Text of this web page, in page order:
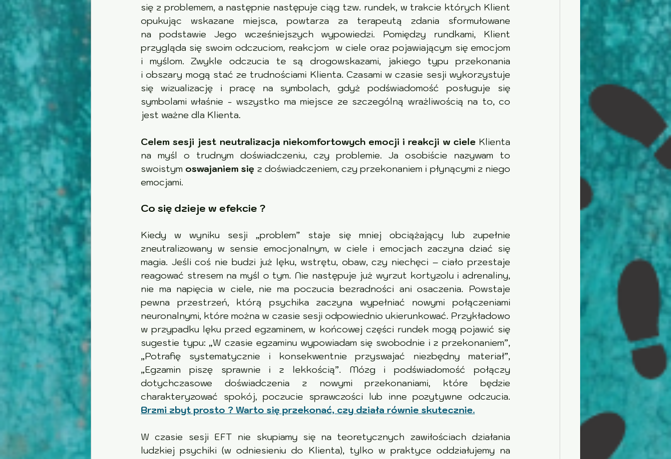
się z problemem, a następnie następuje ciąg tzw. rundek, w trakcie których Klient
opukując wskazane miejsca, powtarza za terapeutą zdania sformułowane
na podstawie Jego wcześniejszych wypowiedzi. Pomiędzy rundkami, Klient
przygląda się swoim odczuciom, reakcjom  w ciele oraz pojawiającym się emocjom
i myślom. Zwykle odczucia te są drogowskazami, jakiego typu przekonania
i obszary mogą stać ze trudnościami Klienta. Czasami w czasie sesji wykorzystuje
się wizualizację i pracę na symbolach, gdyż podświadomość posługuje się
symbolami właśnie - wszystko ma miejsce ze szczególną wrażliwością na to, co
jest ważne dla Klienta.
Celem sesji jest neutralizacja niekomfortowych emocji i reakcji w ciele Klienta
na myśl o trudnym doświadczeniu, czy problemie. Ja osobiście nazywam to
swoistym oswajaniem się z doświadczeniem, czy przekonaniem i płynącymi z niego
emocjami.
Co się dzieje w efekcie ?
Kiedy w wyniku sesji „problem” staje się mniej obciążający lub zupełnie
zneutralizowany w sensie emocjonalnym, w ciele i emocjach zaczyna dziać się
magia. Jeśli coś nie budzi już lęku, wstrętu, obaw, czy niechęci – ciało przestaje
reagować stresem na myśl o tym. Nie następuje już wyrzut kortyzolu i adrenaliny,
nie ma napięcia w ciele, nie ma poczucia bezradności ani osaczenia. Powstaje
pewna przestrzeń, którą psychika zaczyna wypełniać nowymi połączeniami
neuronalnymi, które można w czasie sesji odpowiednio ukierunkować. Przykładowo
w przypadku lęku przed egzaminem, w końcowej części rundek mogą pojawić się
sugestie typu: „W czasie egzaminu wypowiadam się swobodnie i z przekonaniem”,
„Potrafię systematycznie i konsekwentnie przyswajać niezbędny materiał”,
„Egzamin piszę sprawnie i z lekkością”. Mózg i podświadomość połączy
dotychczasowe doświadczenia z nowymi przekonaniami, które będzie
Brzmi zbyt prosto ? Warto się przekonać, czy działa równie skutecznie.
W czasie sesji EFT nie skupiamy się na teoretycznych zawiłościach działania
ludzkiej psychiki (w odniesieniu do Klienta), tylko w praktyce oddziałujemy na